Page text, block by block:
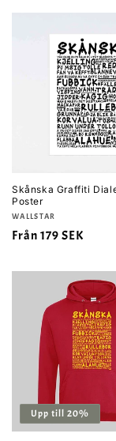
Skånska Graffiti
Poster
Säljare:
WALLSTAR
Ordinarie
Från 179 SEK
Upp till 20%